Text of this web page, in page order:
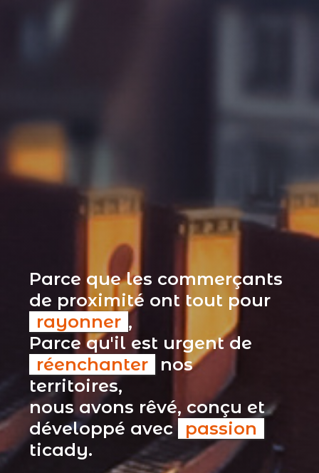
Parce que les commerçants
de proximité ont tout pour
rayonner ,
Parce qu'il est urgent de
réenchanter
nos
territoires,
nous avons rêvé, conçu et
développé avec passion
ticady.